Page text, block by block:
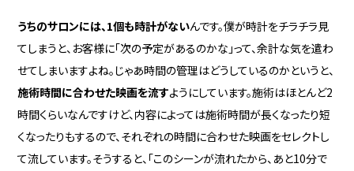
うちのサロンには、1個も時計がないんです。僕が時計をチラチラ見
てしまうと、お客様に「次の予定があるのかな」って、余計な気を遣わ
せてしまいますよね。じゃあ時間の管理はどうしているのかというと、
施術時間に合わせた映画を流すようにしています。施術はほとんど2
時間くらいなんですけど、内容によっては施術時間が長くなったり短
くなったりもするので、それぞれの時間に合わせた映画をセレクトし
て流しています。そうすると、「このシーンが流れたから、あと10分で